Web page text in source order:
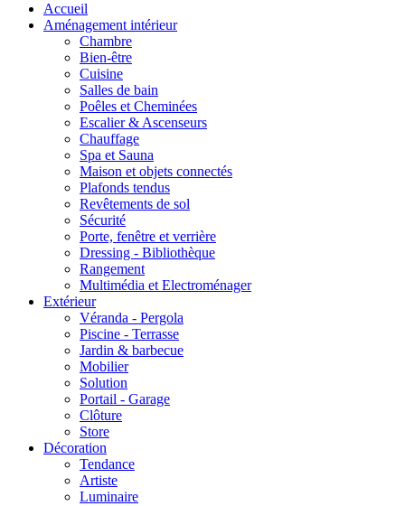
Accueil
Aménagement intérieur
Chambre
Bien-être
Cuisine
Salles de bain
Poêles et Cheminées
Escalier & Ascenseurs
Chauffage
Spa et Sauna
Maison et objets connectés
Plafonds tendus
Revêtements de sol
Sécurité
Porte, fenêtre et verrière
Dressing - Bibliothèque
Rangement
Multimédia et Electroménager
Extérieur
Véranda - Pergola
Piscine - Terrasse
Jardin & barbecue
Mobilier
Solution
Portail - Garage
Clôture
Store
Décoration
Tendance
Artiste
Luminaire